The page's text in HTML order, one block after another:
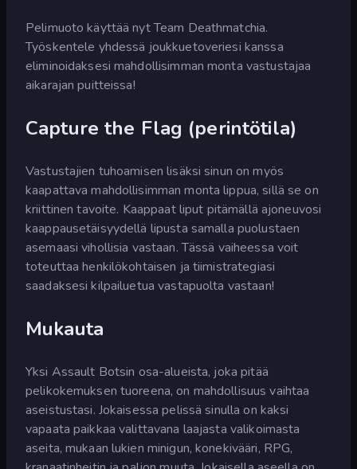
Pelimuoto käyttää nyt Team Deathmatchia.
Työskentele yhdessä joukkuetoveriesi kanssa
eliminoidaksesi mahdollisimman monta vastustajaa
aikarajan puitteissa!
Capture the Flag (perintötila)
Vastustajien tuhoamisen lisäksi sinun on myös
kaapattava mahdollisimman monta lippua, sillä se on
kriittinen tavoite. Kaappaat liput pitämällä ajoneuvosi
kaappausetäisyydellä lipusta samalla puolustaen
asemaasi vihollisia vastaan. Tässä vaiheessa voit
toteuttaa henkilökohtaisen ja tiimistrategiasi
saadaksesi kilpailuetua vastapuolta vastaan!
Mukauta
Yksi Assault Botsin osa-alueista, joka pitää
pelikokemuksen tuoreena, on mahdollisuus vaihtaa
aseistustasi. Jokaisessa pelissä sinulla on kaksi
vapaata paikkaa valittavana laajasta valikoimasta
aseita, mukaan lukien minigun, konekivääri, RPG,